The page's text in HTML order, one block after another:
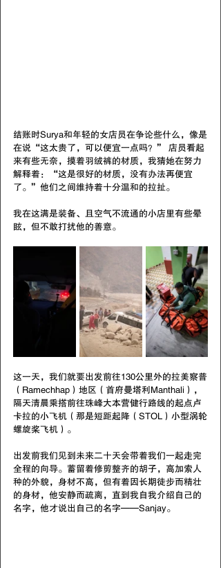
结账时Surya和年轻的女店员在争论些什么，像是
在说“这太贵了，可以便宜一点吗？” 店员看起
来有些无奈，摸着羽绒裤的材质，我猜她在努力
解释着：“这是很好的材质，没有办法再便宜
了。”他们之间维持着十分温和的拉扯。
我在这满是装备、且空气不流通的小店里有些晕
眩，但不敢打扰他的善意。
这一天，我们就要出发前往130公里外的拉美察普
（Ramechhap）地区（首府曼塔利Manthali），
隔天清晨乘搭前往珠峰大本营健行路线的起点卢
卡拉的小飞机（那是短距起降（STOL）小型涡轮
螺旋桨飞机）。
出发前我们见到未来二十天会带着我们一起走完
全程的向导。蓄留着修剪整齐的胡子，高加索人
种的外貌，身材不高，但有着因长期徒步而精壮
的身材，他安静而疏离，直到我自我介绍自己的
名字，他才说出自己的名字——Sanjay。